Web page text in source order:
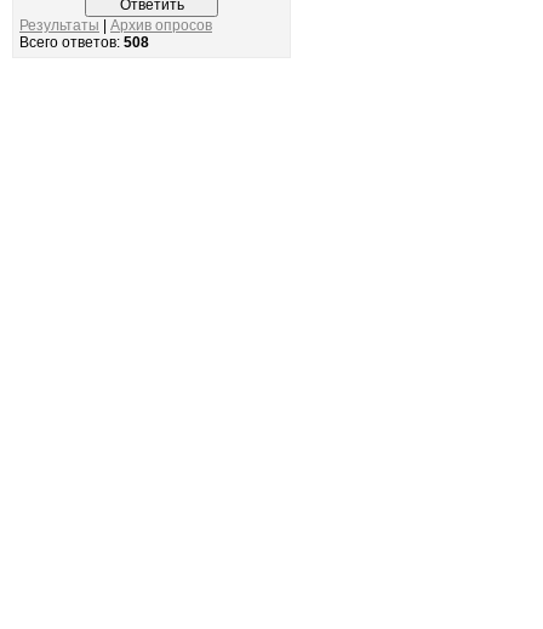
Результаты
Архив опросов
Всего ответов: 508